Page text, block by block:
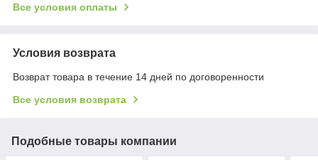
Все условия оплаты
Условия возврата
Возврат товара в течение 14 дней по договоренности
Все условия возврата
Подобные товары компании